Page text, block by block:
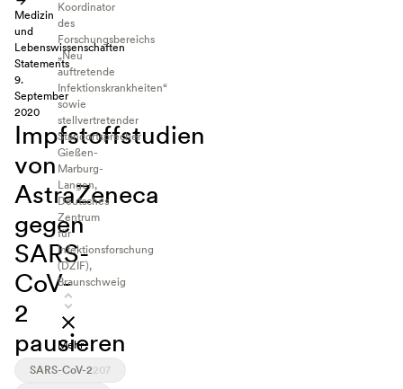
Medizin
und
Lebenswissenschaften
Statements
9.
September
2020
Impfstoffstudien
von
AstraZeneca
gegen
SARS-
CoV-
2
pausieren
SARS-CoV-2207
Koordinator
des
Forschungsbereichs
„Neu
auftretende
Infektionskrankheiten“
sowie
stellvertretender
Standortsprecher
Gießen-
Marburg-
Langen,
Deutsches
Zentrum
für
Infektionsforschung
(DZIF),
Braunschweig
Mehr
Informationen